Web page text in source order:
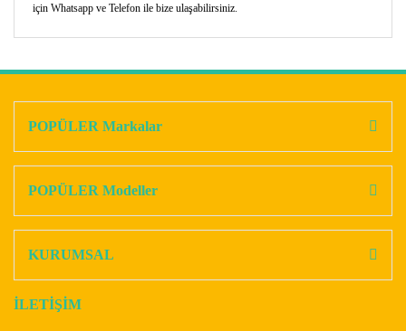
için Whatsapp ve Telefon ile bize ulaşabilirsiniz.
Ürün açıklamasında eksik bilgiler bulunuyor.
Bu ürüne benzer farklı alternatifler olmalı.
POPÜLER Markalar
POPÜLER Modeller
KURUMSAL
İLETİŞİM